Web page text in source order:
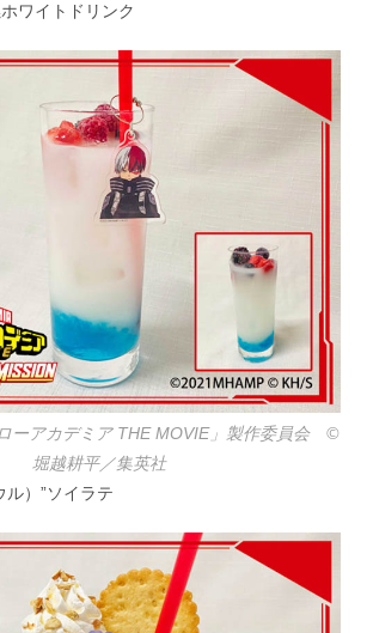
ワイトドリンク
ーアカデミア THE MOVIE」製作委員会 ©️
堀越耕平／集英社
ル）”ソイラテ